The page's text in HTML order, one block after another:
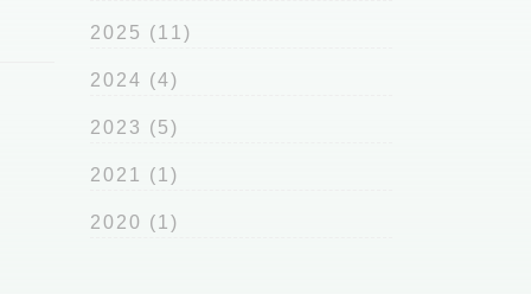
2025 (11)
2024 (4)
2023 (5)
2021 (1)
2020 (1)